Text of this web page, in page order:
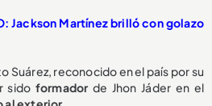
Jackson Martínez brilló con golazo
Suárez, reconocido en el país por su
sido formador de Jhon Jáder en el